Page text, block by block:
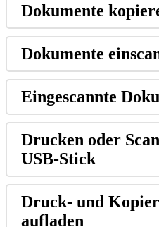
Dokumente
Dokumente
Eingescannte
Drucken oder
USB-Stick
Druck- und
aufladen